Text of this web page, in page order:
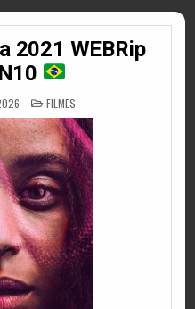
2021 WEBRip
POSTED
IN
FILMES